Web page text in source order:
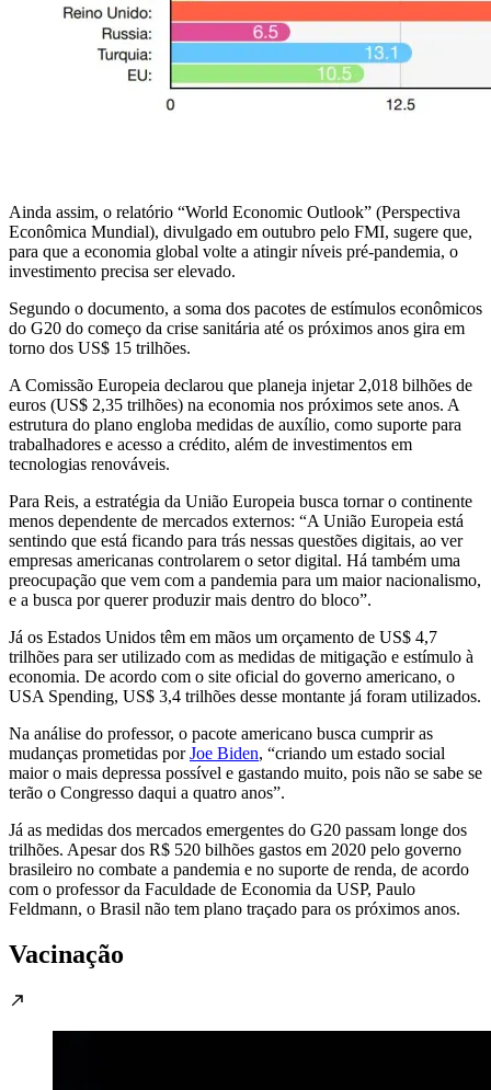
Ainda assim, o relatório “World Economic Outlook” (Perspectiva
Econômica Mundial), divulgado em outubro pelo FMI, sugere que,
para que a economia global volte a atingir níveis pré-pandemia, o
investimento precisa ser elevado.
Segundo o documento, a soma dos pacotes de estímulos econômicos
do G20 do começo da crise sanitária até os próximos anos gira em
torno dos US$ 15 trilhões.
A Comissão Europeia declarou que planeja injetar 2,018 bilhões de
euros (US$ 2,35 trilhões) na economia nos próximos sete anos. A
estrutura do plano engloba medidas de auxílio, como suporte para
trabalhadores e acesso a crédito, além de investimentos em
tecnologias renováveis.
Para Reis, a estratégia da União Europeia busca tornar o continente
menos dependente de mercados externos: “A União Europeia está
sentindo que está ficando para trás nessas questões digitais, ao ver
empresas americanas controlarem o setor digital. Há também uma
preocupação que vem com a pandemia para um maior nacionalismo,
e a busca por querer produzir mais dentro do bloco”.
Já os Estados Unidos têm em mãos um orçamento de US$ 4,7
trilhões para ser utilizado com as medidas de mitigação e estímulo à
economia. De acordo com o site oficial do governo americano, o
USA Spending, US$ 3,4 trilhões desse montante já foram utilizados.
Na análise do professor, o pacote americano busca cumprir as
mudanças prometidas porJoe Biden, “criando um estado social
maior o mais depressa possível e gastando muito, pois não se sabe se
terão o Congresso daqui a quatro anos”.
Já as medidas dos mercados emergentes do G20 passam longe dos
trilhões. Apesar dos R$ 520 bilhões gastos em 2020 pelo governo
brasileiro no combate a pandemia e no suporte de renda, de acordo
com o professor da Faculdade de Economia da USP, Paulo
Feldmann, o Brasil não tem plano traçado para os próximos anos.
Vacinação